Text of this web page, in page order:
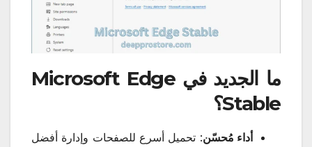
ما الجديد في Microsoft Edge
Stable؟
أداء مُحسّن: تحميل أسرع للصفحات وإدارة أفضل